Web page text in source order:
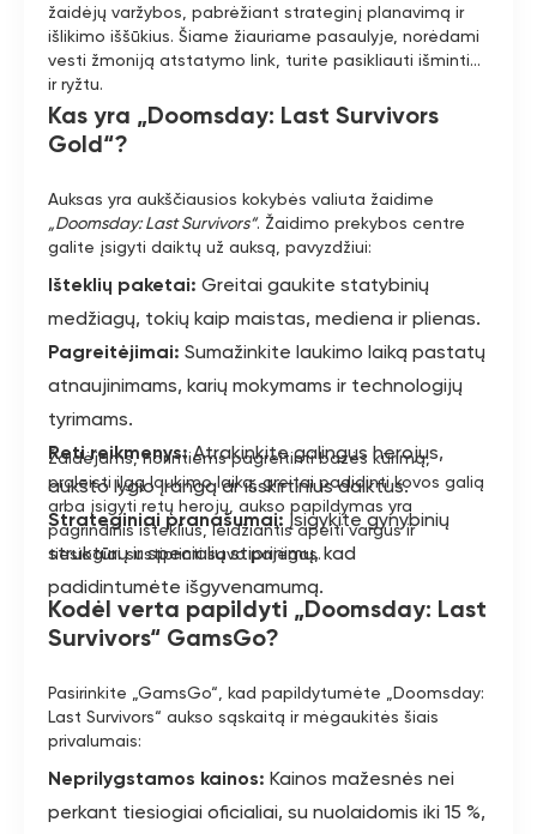
žaidėjų varžybos, pabrėžiant strateginį planavimą ir
išlikimo iššūkius. Šiame žiauriame pasaulyje, norėdami
vesti žmoniją atstatymo link, turite pasikliauti išmintimi
ir ryžtu.
Kas yra „Doomsday: Last Survivors
Gold“?
Auksas yra aukščiausios kokybės valiuta žaidime
„Doomsday: Last Survivors“. Žaidimo prekybos centre
galite įsigyti daiktų už auksą, pavyzdžiui:
Išteklių paketai: Greitai gaukite statybinių
medžiagų, tokių kaip maistas, mediena ir plienas.
Pagreitėjimai: Sumažinkite laukimo laiką pastatų
atnaujinimams, karių mokymams ir technologijų
tyrimams.
Reti reikmenys:Atrakinkite galingus herojus,
aukšto lygio įrangą ar išskirtinius daiktus.
Strateginiai pranašumai: Įsigykite gynybinių
struktūrų ir specialių stiprinimų, kad
padidintumėte išgyvenamumą.
Žaidėjams, norintiems pagreitinti bazės kūrimą,
praleisti ilgą laukimo laiką, greitai padidinti kovos galią
arba įsigyti retų herojų, aukso papildymas yra
pagrindinis išteklius, leidžiantis apeiti vargus ir
tiesiogiai sustiprinti savo pajėgas.
Kodėl verta papildyti „Doomsday: Last
Survivors“ GamsGo?
Pasirinkite „GamsGo“, kad papildytumėte „Doomsday:
Last Survivors“ aukso sąskaitą ir mėgaukitės šiais
privalumais:
Neprilygstamos kainos: Kainos mažesnės nei
perkant tiesiogiai oficialiai, su nuolaidomis iki 15 %,